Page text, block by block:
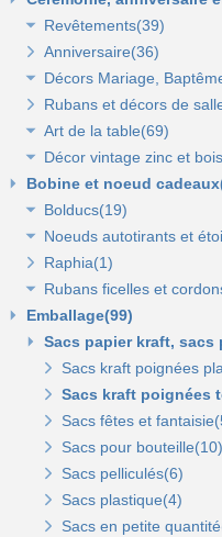
Décors Saint
Revêtements(39)
Non tissé(19)
Pelouses et
Tissus(13)
Anniversaire(36)
Décors Mariage,
Accessoires de
Sacs dragées,
Tulles et noeuds de
Rubans et décors de
Art de la table(69)
Fleurs et déco de
Nappes et chemins de
Serviettes et vaisselle
Décor vintage zinc et
Accessoires zinc, bois
Mobilier déco(4)
Bobine et noeud
Bolducs(19)
Bolducs 7 et 10 mm(7)
Rubans 19 et 25 mm(7)
Rubans 50 et 100
Noeuds autotirants et
Noeuds autocollants
Raphia(1)
Rubans ficelles et
Ficelles et cordons(4)
Rubans tissu, jute et
Rubans tulle(3)
Emballage(99)
Sacs papier kraft, sacs
Sacs kraft poignées
Sacs kraft poignées
Sacs fêtes et
Sacs pour bouteille(10)
Sacs pelliculés(6)
Sacs plastique(4)
Sacs en petite